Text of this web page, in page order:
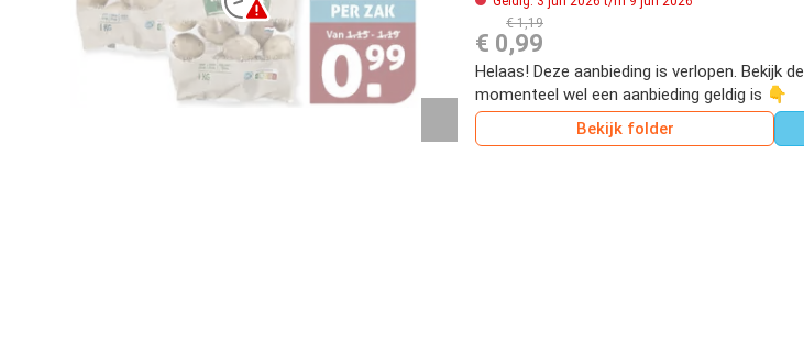
€ 1,19
€ 0,99
Helaas! Deze aanbieding is verlopen. Bekijk de
momenteel wel een aanbieding geldig is 👇
Bekijk folder